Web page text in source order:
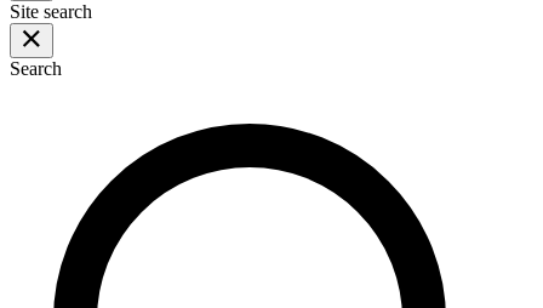
Site search
Search